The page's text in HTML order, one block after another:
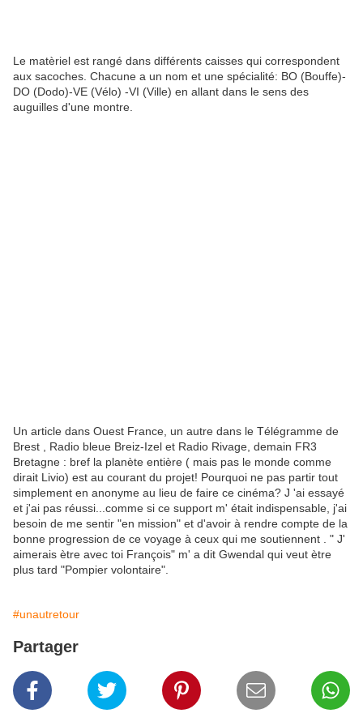
Le matèriel est rangé dans différents caisses qui correspondent
aux sacoches. Chacune a un nom et une spécialité: BO (Bouffe)-
DO (Dodo)-VE (Vélo) -VI (Ville) en allant dans le sens des
auguilles d'une montre.
Un article dans Ouest France, un autre dans le Télégramme de
Brest , Radio bleue Breiz-Izel et Radio Rivage, demain FR3
Bretagne : bref la planète entière ( mais pas le monde comme
dirait Livio) est au courant du projet! Pourquoi ne pas partir tout
simplement en anonyme au lieu de faire ce cinéma? J 'ai essayé
et j'ai pas réussi...comme si ce support m' était indispensable, j'ai
besoin de me sentir "en mission" et d'avoir à rendre compte de la
bonne progression de ce voyage à ceux qui me soutiennent . " J'
aimerais ètre avec toi François" m' a dit Gwendal qui veut ètre
plus tard "Pompier volontaire".
#unautretour
Partager